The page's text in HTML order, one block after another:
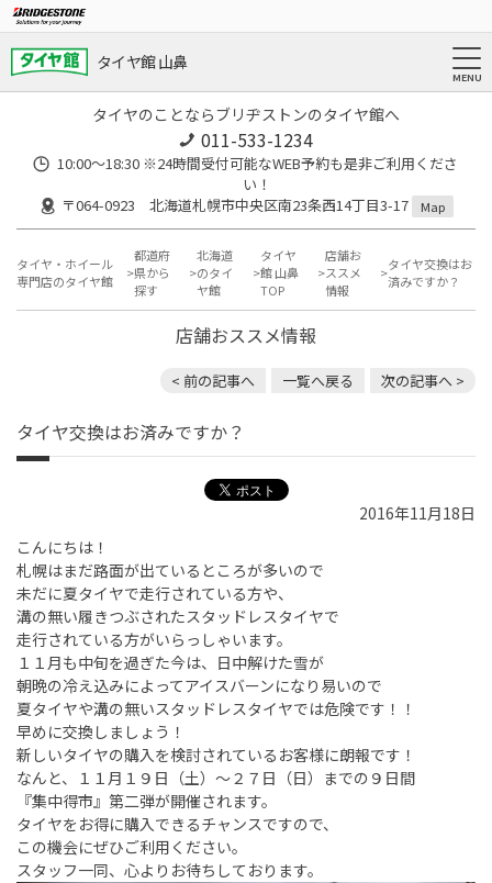
タイヤ館 山鼻
タイヤのことならブリヂストンのタイヤ館へ
011-533-1234
10:00～18:30 ※24時間受付可能なWEB予約も是非ご利用くださ
い！
〒064-0923 北海道札幌市中央区南23条西14丁目3-17
Map
タイヤ・ホイール
専門店のタイヤ館
都道府
県から
探す
北海道
のタイ
ヤ館
タイヤ
館 山鼻
TOP
店舗お
ススメ
情報
タイヤ交換はお
済みですか？
店舗おススメ情報
< 前の記事へ 一覧へ戻る 次の記事へ >
タイヤ交換はお済みですか？
2016年11月18日
こんにちは！
札幌はまだ路面が出ているところが多いので
未だに夏タイヤで走行されている方や、
溝の無い履きつぶされたスタッドレスタイヤで
走行されている方がいらっしゃいます。
１１月も中旬を過ぎた今は、日中解けた雪が
朝晩の冷え込みによってアイスバーンになり易いので
夏タイヤや溝の無いスタッドレスタイヤでは危険です！！
早めに交換しましょう！
新しいタイヤの購入を検討されているお客様に朗報です！
なんと、１１月１９日（土）～２７日（日）までの９日間
『集中得市』第二弾が開催されます。
タイヤをお得に購入できるチャンスですので、
この機会にぜひご利用ください。
スタッフ一同、心よりお待ちしております。